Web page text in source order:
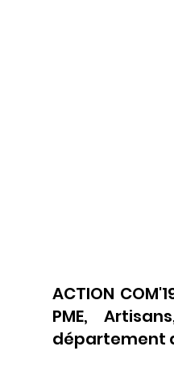
ACTION
PME,
département